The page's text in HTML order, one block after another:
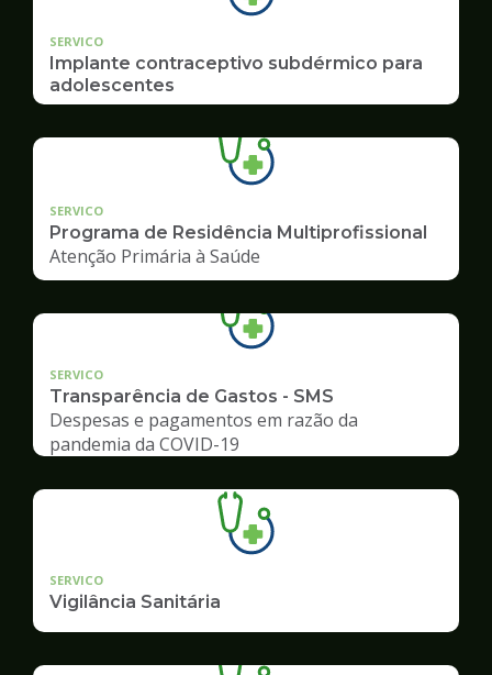
SERVICO
Implante contraceptivo subdérmico para
adolescentes
SERVICO
Programa de Residência Multiprofissional
Atenção Primária à Saúde
SERVICO
Transparência de Gastos - SMS
Despesas e pagamentos em razão da
pandemia da COVID-19
SERVICO
Vigilância Sanitária